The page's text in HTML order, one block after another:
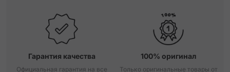
Гарантия качества
Официальная гарантия на все
100% оригинал
Только оригинальные товары от